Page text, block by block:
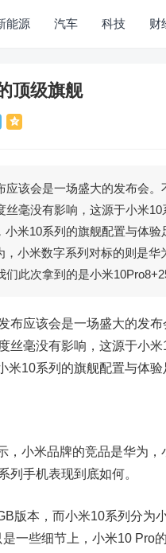
能源 汽车 科技 财
顶级旗舰
该会是一场盛大的发布会
毫没有影响，这源于小米
米10系列的旗舰配置与体
小米数字系列对标的则是
们此次拿到的是小米
应该会是一场盛大的发布
丝毫没有影响，这源于小
10系列的旗舰配置与体验
小米品牌的竞品是华为，
列手机表现到底如何。
本，而小米10系列分为
一些细节上，小米10 Pro